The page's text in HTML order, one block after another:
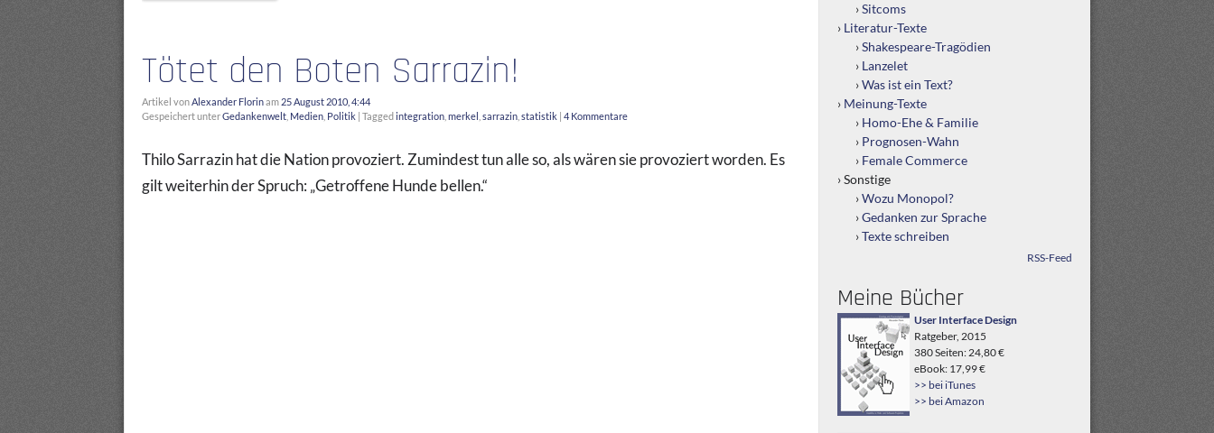
Tötet den Boten Sarrazin!
Artikel vonAlexander Florinam 25 August 2010, 4:44
Gespeichert unterGedankenwelt Medien Politik | Taggedintegration merkel sarrazin statistik | 4 Kommentare
Thilo Sarrazin hat die Nation provoziert. Zumindest tun alle so, als wären sie provoziert worden. Es
gilt weiterhin der Spruch: „Getroffene Hunde bellen.“
Sitcoms
Literatur-Texte
Shakespeare-Tragödien
Lanzelet
Was ist ein Text?
Meinung-Texte
Homo-Ehe & Familie
Prognosen-Wahn
Female Commerce
Sonstige
Wozu Monopol?
Gedanken zur Sprache
Texte schreiben
RSS-Feed
Meine Bücher
User Interface Design
Ratgeber, 2015
380 Seiten: 24,80 €
eBook: 17,99 €
>> bei iTunes
>> bei Amazon